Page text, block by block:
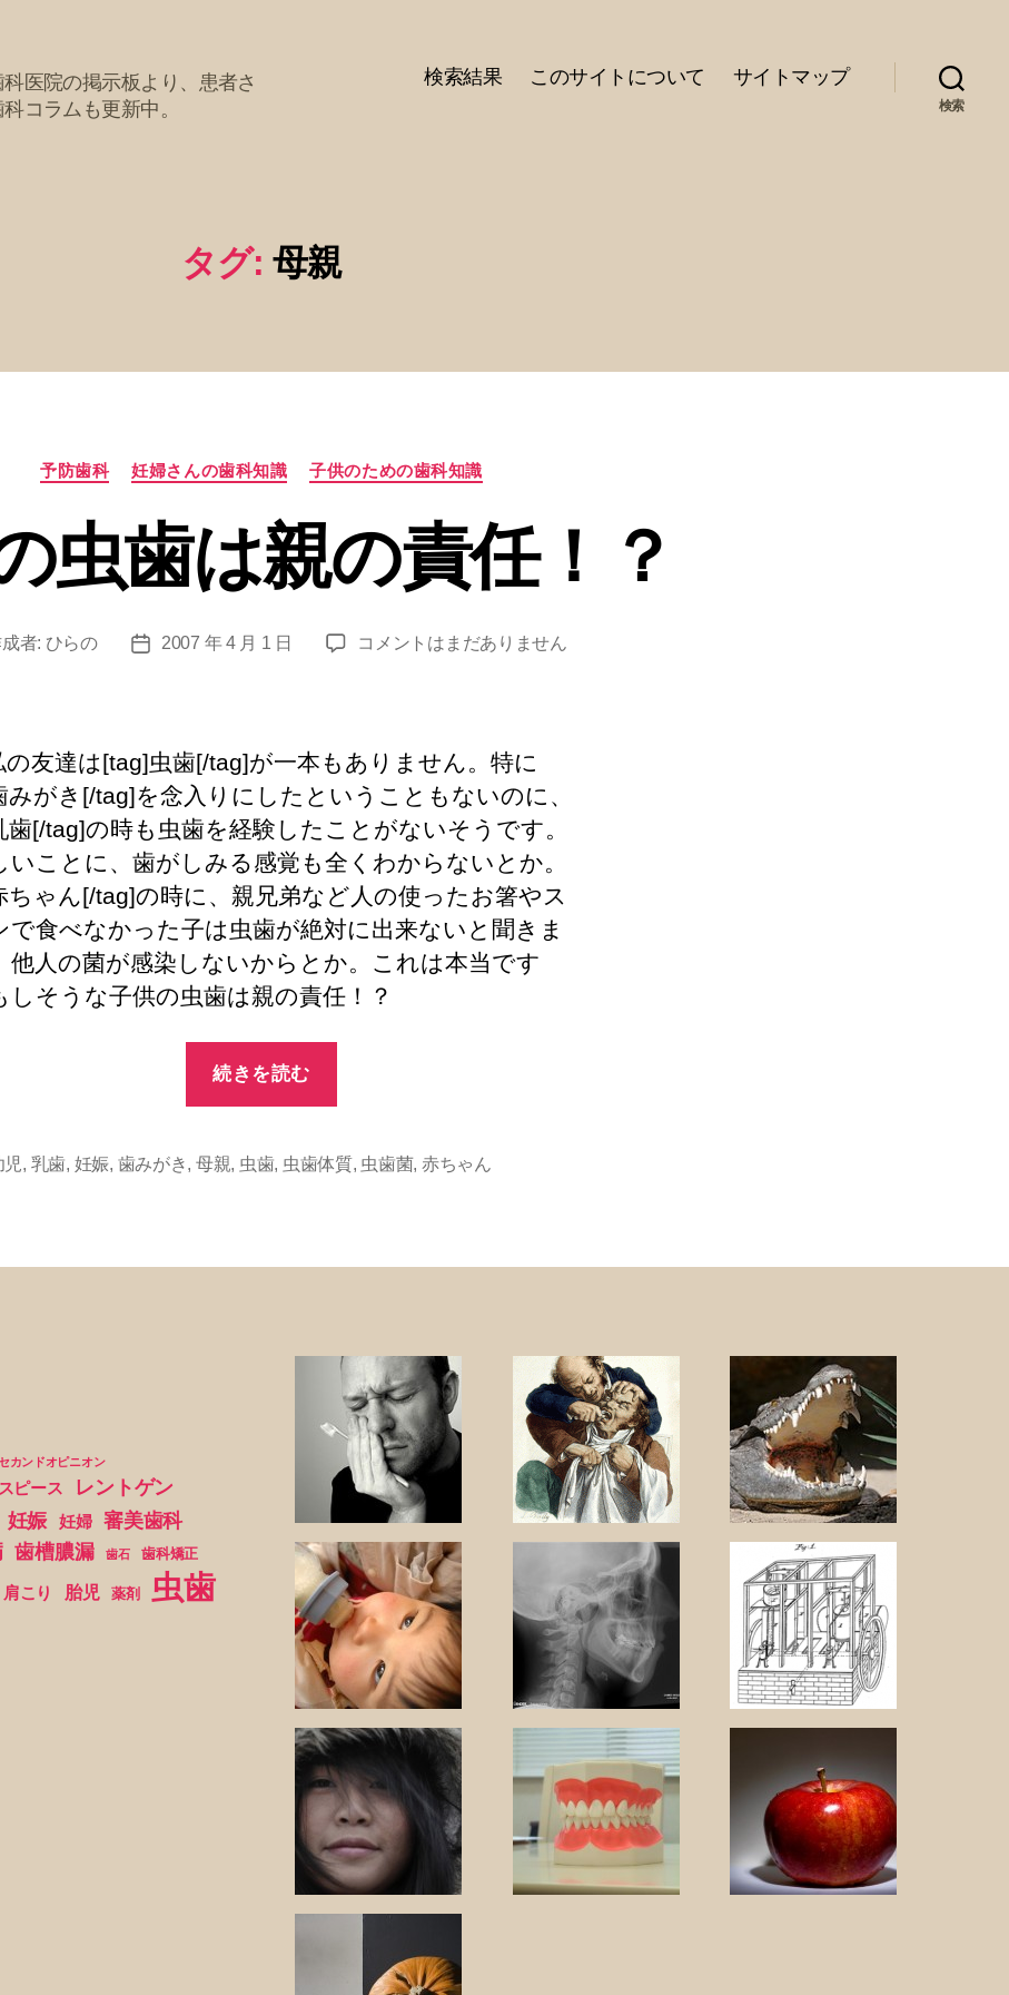
医院の掲示板より、患者さ
コラムも更新中。
検索結果 このサイトについて サイトマップ
検索
タグ: 母親
カ
テ
リ
ー
予防歯科 妊婦さんの歯科知識 子供のための歯科知識
虫歯は親の責任！？
者: ひらの
投
2007 年 4 月 1 日
子
は
親
の
責
任！？
へ
の
コメントはまだありません
の友達は[tag]虫歯[/tag]が一本もありません。特に
みがき[/tag]を念入りにしたということもないのに、
歯[/tag]の時も虫歯を経験したことがないそうです。
いことに、歯がしみる感覚も全くわからないとか。
ちゃん[/tag]の時に、親兄弟など人の使ったお箸やス
で食べなかった子は虫歯が絶対に出来ないと聞きま
他人の菌が感染しないからとか。これは本当です
しそうな子供の虫歯は親の責任！？
続きを読む
虫
親
任！？”
児, 乳歯, 妊娠, 歯みがき, 母親, 虫歯, 虫歯体質, 虫歯菌, 赤ちゃん
カンドオピニオン
ピース レントゲン
妊娠 妊婦 審美歯科
歯槽膿漏 歯石 歯科矯正
肩こり 胎児 薬剤 虫歯